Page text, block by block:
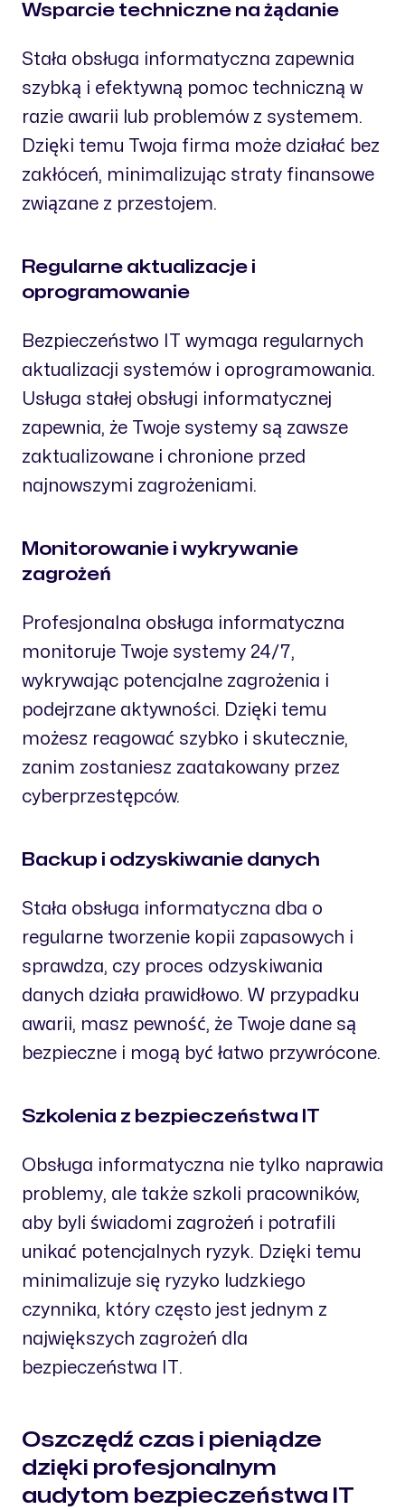
Wsparcie techniczne na żądanie
Stała obsługa informatyczna zapewnia
szybką i efektywną pomoc techniczną w
razie awarii lub problemów z systemem.
Dzięki temu Twoja firma może działać bez
zakłóceń, minimalizując straty finansowe
związane z przestojem.
Regularne aktualizacje i
oprogramowanie
Bezpieczeństwo IT wymaga regularnych
aktualizacji systemów i oprogramowania.
Usługa stałej obsługi informatycznej
zapewnia, że Twoje systemy są zawsze
zaktualizowane i chronione przed
najnowszymi zagrożeniami.
Monitorowanie i wykrywanie
zagrożeń
Profesjonalna obsługa informatyczna
monitoruje Twoje systemy 24/7,
wykrywając potencjalne zagrożenia i
podejrzane aktywności. Dzięki temu
możesz reagować szybko i skutecznie,
zanim zostaniesz zaatakowany przez
cyberprzestępców.
Backup i odzyskiwanie danych
Stała obsługa informatyczna dba o
regularne tworzenie kopii zapasowych i
sprawdza, czy proces odzyskiwania
danych działa prawidłowo. W przypadku
awarii, masz pewność, że Twoje dane są
bezpieczne i mogą być łatwo przywrócone.
Szkolenia z bezpieczeństwa IT
Obsługa informatyczna nie tylko naprawia
problemy, ale także szkoli pracowników,
aby byli świadomi zagrożeń i potrafili
unikać potencjalnych ryzyk. Dzięki temu
minimalizuje się ryzyko ludzkiego
czynnika, który często jest jednym z
największych zagrożeń dla
bezpieczeństwa IT.
Oszczędź czas i pieniądze
dzięki profesjonalnym
audytom bezpieczeństwa IT